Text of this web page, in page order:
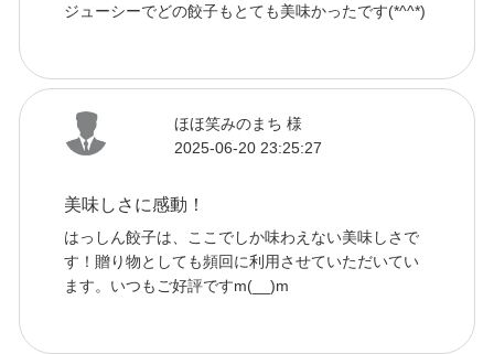
ジューシーでどの餃子もとても美味かったです(*^^*)
ほほ笑みのまち 様
2025-06-20 23:25:27
美味しさに感動！
はっしん餃子は、ここでしか味わえない美味しさで
す！贈り物としても頻回に利用させていただいてい
ます。いつもご好評ですm(__)m